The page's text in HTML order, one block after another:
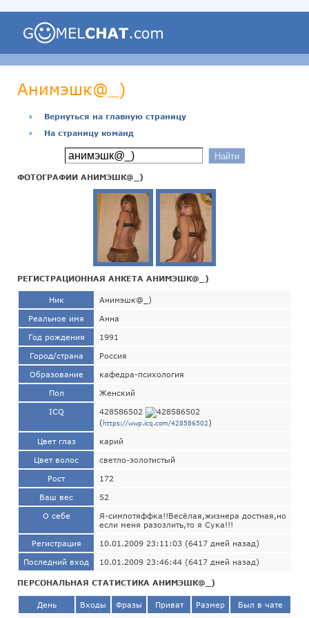
Анимэшк@_)
●
Вернуться на главную страницу
●
На страницу команд
ФОТОГРАФИИ АНИМЭШК@_)
РЕГИСТРАЦИОННАЯ АНКЕТА АНИМЭШК@_)
Ник Анимэшк@_)
Реальное имя Анна
Год рождения 1991
Город/страна Россия
Образование кафедра-психология
Пол Женский
ICQ
428586502
(https://wwp.icq.com/428586502)
Цвет глаз карий
Цвет волос светло-золотистый
Рост 172
Ваш вес 52
О себе
Я-симпотяффка!!Весёлая,жизнера достная,но
если меня разозлить,то я Сука!!!
Регистрация 10.01.2009 23:11:03 (6417 дней назад)
Последний вход 10.01.2009 23:46:44 (6417 дней назад)
ПЕРСОНАЛЬНАЯ СТАТИСТИКА АНИМЭШК@_)
День Входы Фразы Приват Размер Был в чате